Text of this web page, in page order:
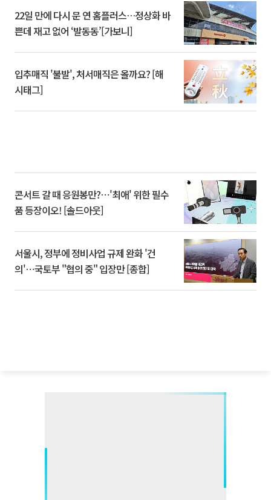
22일 만에 다시 문 연 홈플러스…정상화 바
쁜데 재고 없어 ‘발동동’[가보니]
입추매직 '불발', 처서매직은 올까요? [해
시태그]
콘서트 갈 때 응원봉만?⋯'최애' 위한 필수
품 등장이오! [솔드아웃]
서울시, 정부에 정비사업 규제 완화 '건
의'⋯국토부 "협의 중" 입장만 [종합]